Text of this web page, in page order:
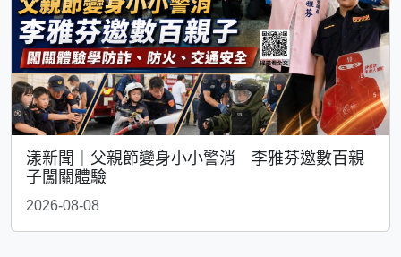
漾新聞｜父親節變身小小警消 李雅芬邀數百親
子闖關體驗
2026-08-08